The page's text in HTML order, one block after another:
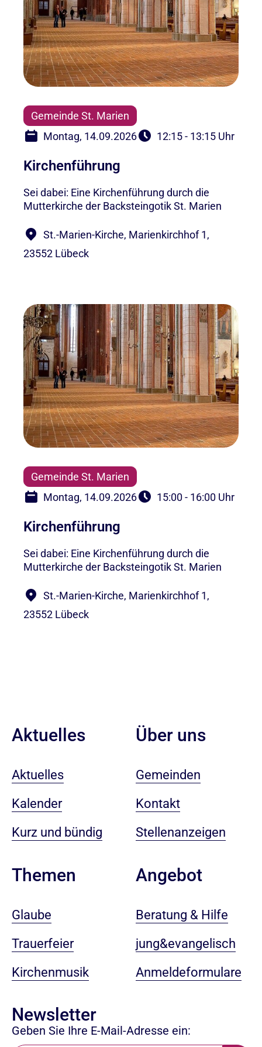
Gemeinde St. Marien
Montag, 14.09.2026
12:15 - 13:15 Uhr
Kirchenführung
Sei dabei: Eine Kirchenführung durch die
Mutterkirche der Backsteingotik St. Marien
St.-Marien-Kirche, Marienkirchhof 1,
23552 Lübeck
Gemeinde St. Marien
Montag, 14.09.2026
15:00 - 16:00 Uhr
Kirchenführung
Sei dabei: Eine Kirchenführung durch die
Mutterkirche der Backsteingotik St. Marien
St.-Marien-Kirche, Marienkirchhof 1,
23552 Lübeck
Aktuelles
Aktuelles
Kalender
Kurz und bündig
Themen
Glaube
Trauerfeier
Kirchenmusik
Über uns
Gemeinden
Kontakt
Stellenanzeigen
Angebot
Beratung & Hilfe
jung&evangelisch
Anmeldeformulare
Newsletter
Geben Sie Ihre E-Mail-Adresse ein: